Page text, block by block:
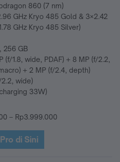
860 (7 nm)
GHz Kryo 485 Gold & 3×2.42
GHz Kryo 485 Silver)
256 GB
(f/1.8, wide, PDAF) + 8 MP (f/2.2,
+ 2 MP (f/2.4, depth)
wide)
33W)
– Rp3.999.000
di Sini